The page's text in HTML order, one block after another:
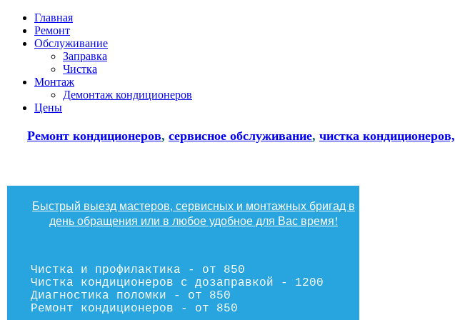
Главная
Ремонт
Обслуживание
Заправка
Чистка
Монтаж
Демонтаж кондиционеров
Цены
Ремонт кондиционеров, сервисное обслуживание, чистка кондиционеров,
Быстрый выезд мастеров, сервисных и монтажных бригад в
день обращения или в любое удобное для Вас время!
Чистка и профилактика - от 850
Чистка кондиционеров с дозаправкой - 1200
Диагностика поломки - от 850
Ремонт кондиционеров - от 850